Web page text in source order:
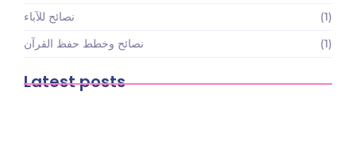
نصائح للآباء
(1)
نصائح وخطط حفظ القرآن
(1)
Latest posts